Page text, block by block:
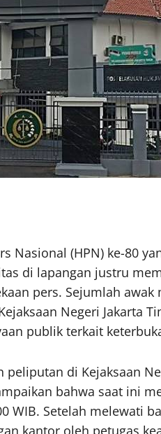
Nasional (HPN) ke-80
di lapangan justru
pers. Sejumlah
Negeri Jakarta
publik terkait
di Kejaksaan
bahwa saat ini
WIB. Setelah melewati